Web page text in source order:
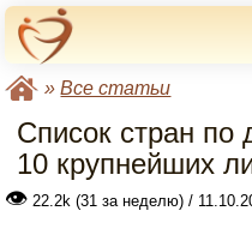
»Все статьи
Список стран по
10 крупнейших
👁 22.2k (31 за неделю) /